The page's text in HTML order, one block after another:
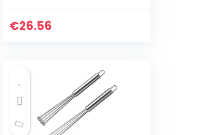
€26.56